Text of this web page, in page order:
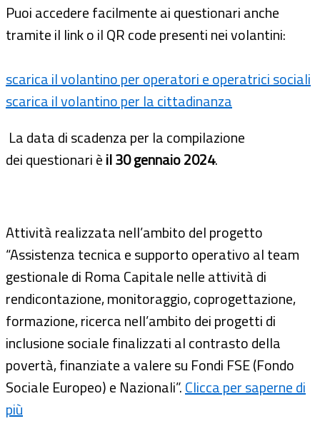
Puoi accedere facilmente ai questionari anche
tramite il link o il QR code presenti nei volantini:
scarica il volantino per operatori e operatrici sociali
scarica il volantino per la cittadinanza
La data di scadenza per la compilazione
dei questionari èil 30 gennaio 2024.
Attività realizzata nell’ambito del progetto
“Assistenza tecnica e supporto operativo al team
gestionale di Roma Capitale nelle attività di
rendicontazione, monitoraggio, coprogettazione,
formazione, ricerca nell’ambito dei progetti di
inclusione sociale finalizzati al contrasto della
povertà, finanziate a valere su Fondi FSE (Fondo
Sociale Europeo) e Nazionali”.Clicca per saperne di
più